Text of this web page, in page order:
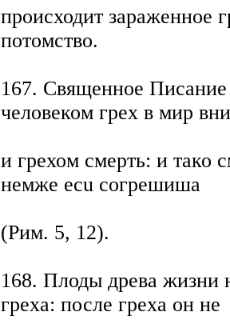
происходит зараженное
потомство.
167. Священное
человеком грех в мир
и грехом смерть: и тако
немже ecu согрешиша
(Рим. 5, 12).
168. Плоды древа жизни
греха: после греха он не